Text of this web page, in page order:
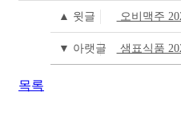
▲ 윗글 오비맥주 2025-겨
▼ 아랫글 샘표식품 2025-겨울학
목록